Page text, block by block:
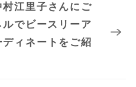
江里子さんにご
でビースリーア
ィネートをご紹